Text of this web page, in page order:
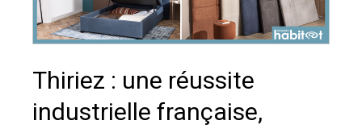
Thiriez : une réussite
industrielle française,